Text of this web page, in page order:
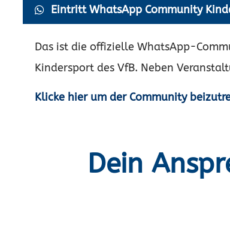
Eintritt WhatsApp Community
Das ist die offizielle WhatsApp-
Kindersport des VfB. Neben
Klicke hier um der Community
Dein